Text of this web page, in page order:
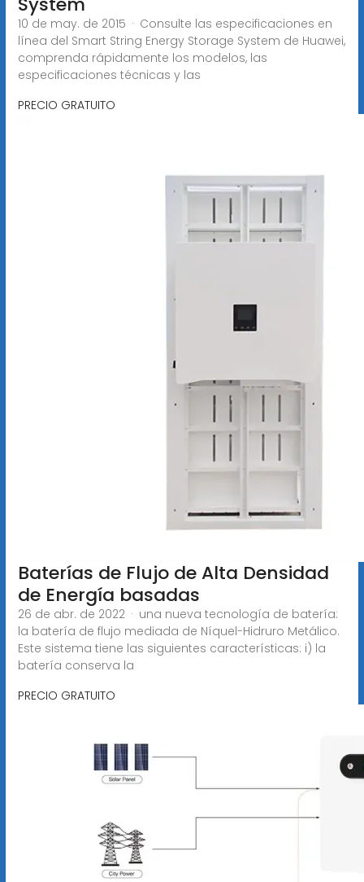
10 de may. de 2015 · Consulte las especificaciones en
línea del Smart String Energy Storage System de Huawei,
comprenda rápidamente los modelos, las
especificaciones técnicas y las
PRECIO GRATUITO
Baterías de Flujo de Alta Densidad
de Energía basadas
26 de abr. de 2022 · una nueva tecnología de batería:
la batería de flujo mediada de Níquel-Hidruro Metálico.
Este sistema tiene las siguientes características: i) la
batería conserva la
PRECIO GRATUITO